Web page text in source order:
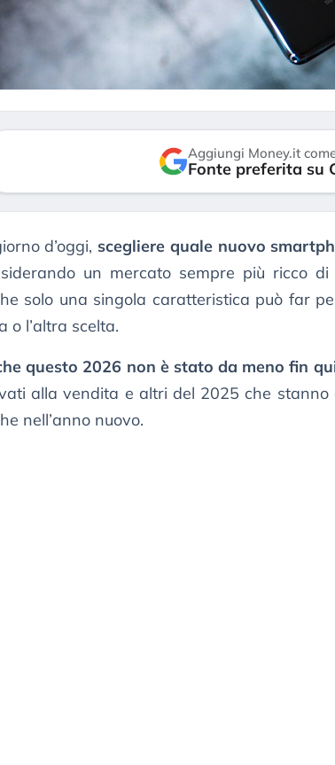
Aggiungi Money.it
Fonte preferita su
d’oggi, scegliere quale nuovo
un mercato sempre più ricco
solo una singola caratteristica può far
o l’altra scelta.
questo 2026 non è stato da meno fin
alla vendita e altri del 2025 che stanno
nell’anno nuovo.
Dalle valutazioni estreme alla
correzione. Cosa sta guidando il
repricing degli asset?
3 agosto 2026